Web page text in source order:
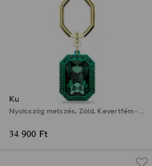
Kulcskarika
Nyolcszög metszés, Zöld, Kevertfém-
34 900 Ft